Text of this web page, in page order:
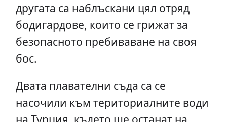
другата са наблъскани цял отряд
бодигардове, които се грижат за
безопасното пребиваване на своя
бос.
Двата плавателни съда са се
насочили към териториалните води